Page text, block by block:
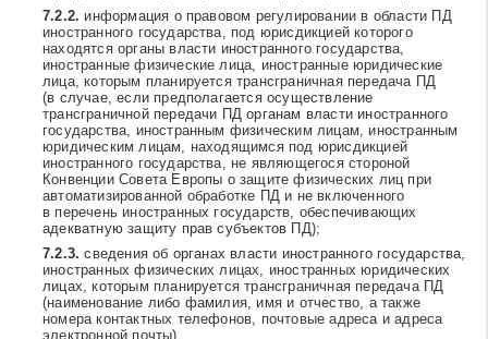
информация о правовом регулировании в области ПД
иностранного государства, под юрисдикцией которого
находятся органы власти иностранного государства,
иностранные физические лица, иностранные юридические
лица, которым планируется трансграничная передача ПД
(в случае, если предполагается осуществление
трансграничной передачи ПД органам власти иностранного
государства, иностранным физическим лицам, иностранным
юридическим лицам, находящимся под юрисдикцией
иностранного государства, не являющегося стороной
Конвенции Совета Европы о защите физических лиц при
автоматизированной обработке ПД и не включенного
в перечень иностранных государств, обеспечивающих
адекватную защиту прав субъектов ПД);
сведения об органах власти иностранного государства,
иностранных физических лицах, иностранных юридических
лицах, которым планируется трансграничная передача ПД
(наименование либо фамилия, имя и отчество, а также
номера контактных телефонов, почтовые адреса и адреса
электронной почты).